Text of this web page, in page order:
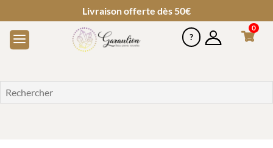
Livraison offerte dès 50€
0